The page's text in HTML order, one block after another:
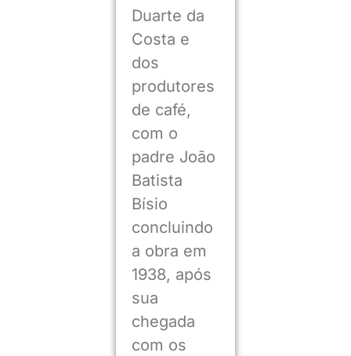
Duarte da
Costa e
dos
produtores
de café,
com o
padre João
Batista
Bísio
concluindo
a obra em
1938, após
sua
chegada
com os